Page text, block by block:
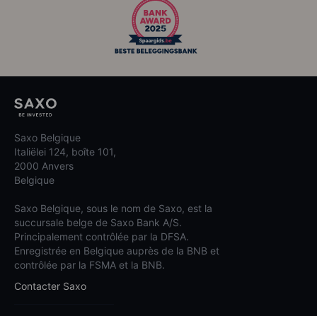
Saxo Belgique
Italiëlei 124, boîte 101,
2000 Anvers
Belgique
Saxo Belgique, sous le nom de Saxo, est la
succursale belge de Saxo Bank A/S.
Principalement contrôlée par la DFSA.
Enregistrée en Belgique auprès de la BNB et
contrôlée par la FSMA et la BNB.
Contacter Saxo